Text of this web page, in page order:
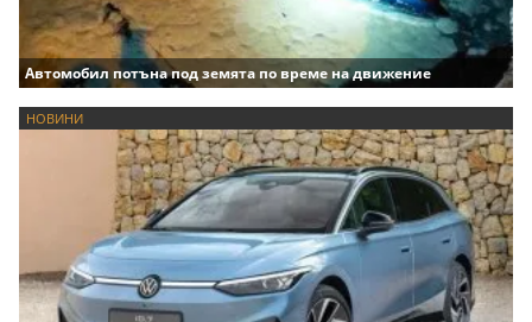
Автомобил потъна под земята по време на движение
НОВИНИ